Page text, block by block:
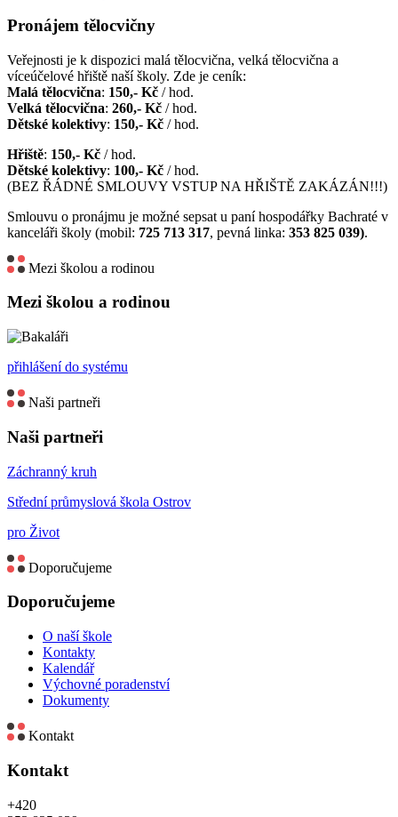
Pronájem tělocvičny
Veřejnosti je k dispozici malá tělocvična, velká tělocvična a
víceúčelové hřiště naší školy. Zde je ceník:
Malá tělocvična: 150,- Kč / hod.
Velká tělocvična: 260,- Kč / hod.
Dětské kolektivy: 150,- Kč / hod.
Hřiště: 150,- Kč / hod.
Dětské kolektivy: 100,- Kč / hod.
(BEZ ŘÁDNÉ SMLOUVY VSTUP NA HŘIŠTĚ ZAKÁZÁN!!!)
Smlouvu o pronájmu je možné sepsat u paní hospodářky Bachraté v
kanceláři školy (mobil: 725 713 317, pevná linka: 353 825 039).
Mezi školou a rodinou
Mezi školou a rodinou
přihlášení do systému
Naši partneři
Naši partneři
Záchranný kruh
Střední průmyslová škola Ostrov
pro Život
Doporučujeme
Doporučujeme
O naší škole
Kontakty
Kalendář
Výchovné poradenství
Dokumenty
Kontakt
Kontakt
+420